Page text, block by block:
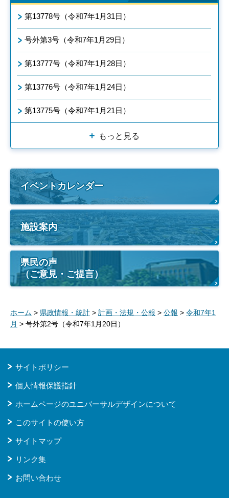
第13778号（令和7年1月31日）
号外第3号（令和7年1月29日）
第13777号（令和7年1月28日）
第13776号（令和7年1月24日）
第13775号（令和7年1月21日）
もっと見る
イベントカレンダー
施設案内
県民の声
（ご意見・ご提言）
ホーム > 県政情報・統計 > 計画・法規・公報 > 公報 > 令和7年1
月 > 号外第2号（令和7年1月20日）
サイトポリシー
個人情報保護指針
ホームページのユニバーサルデザインについて
このサイトの使い方
サイトマップ
リンク集
お問い合わせ